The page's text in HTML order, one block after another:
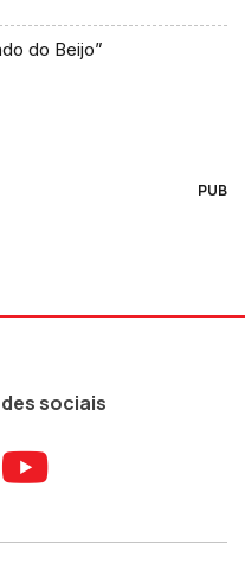
do Beijo”
PUB
sociais
ao ao
Aceder